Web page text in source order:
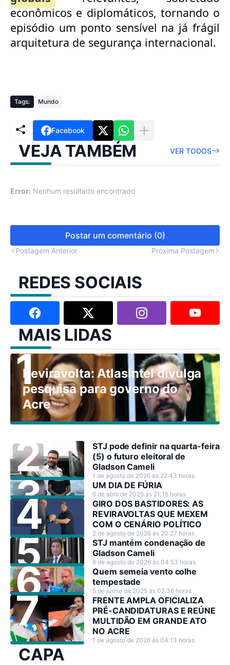
econômicos e diplomáticos, tornando o
episódio um ponto sensível na já frágil
arquitetura de segurança internacional.
Tags: Mundo
Facebook
VEJA TAMBÉM VER TODOS
Error: Nenhum resultado encontrado
Postar um comentário (0)
Postagem Anterior Próxima Postagem
REDES SOCIAIS
MAIS LIDAS
Reviravolta: AtlasIntel divulga
pesquisa para governo do
Acre
STJ pode definir na quarta-feira
(5) o futuro eleitoral de
Gladson Cameli
1 de agosto de 2026 às 22:43 horas
UM DIA DE FÚRIA
6 de abril de 2025 às 21:16 horas
GIRO DOS BASTIDORES: AS
REVIRAVOLTAS QUE MEXEM
COM O CENÁRIO POLÍTICO
2 de agosto de 2026 às 20:27 horas
STJ mantém condenação de
Gladson Cameli
6 de agosto de 2026 às 04:53 horas
Quem semeia vento colhe
tempestade
5 de junho de 2025 às 02:36 horas
FRENTE AMPLA OFICIALIZA
PRÉ-CANDIDATURAS E REÚNE
MULTIDÃO EM GRANDE ATO
NO ACRE
1 de agosto de 2026 às 04:13 horas
CAPA